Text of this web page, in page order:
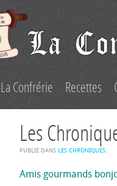
La Confrérie Recettes
Les
PUBLIÉ DANS LES CHRONIQUES.
Amis gourmands